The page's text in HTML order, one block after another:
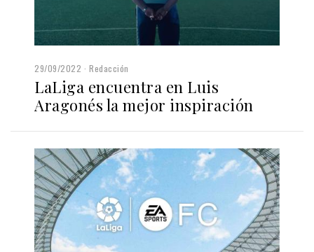
29/09/2022 Redacción
LaLiga encuentra en Luis
Aragonés la mejor inspiración